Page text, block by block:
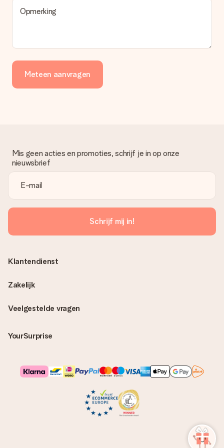
Er wordt geen factuur meegestuurd bij je bestelling. Je
het echt een verrassing!
Opmerking
Meteen aanvragen
Mis geen acties en promoties, schrijf je in op onze
nieuwsbrief
Schrijf mij in!
Veelgestelde vragen
YourSurprise
Klantendienst
Zakelijk